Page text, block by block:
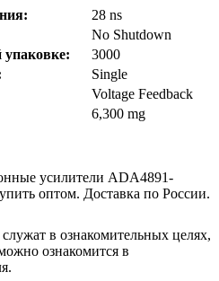
28 ns
No Shutdown
упаковке:
3000
Single
Voltage Feedback
6,300 mg
усилители ADA4891-
оптом. Доставка по России.
в ознакомительных целях,
ознакомится в